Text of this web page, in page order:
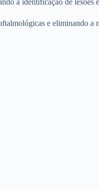
a identificação de lesões
e eliminando a